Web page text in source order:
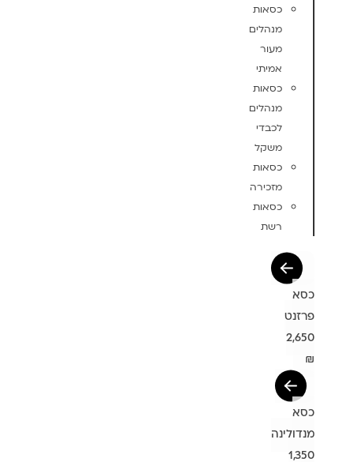
כסאות
מנהלים
מעור
אמיתי
כסאות
מנהלים
לכבדי
משקל
כסאות
מזכירה
כסאות
רשת
כסא
פרזנט
2,650
₪
כסא
מנדולינה
1,350